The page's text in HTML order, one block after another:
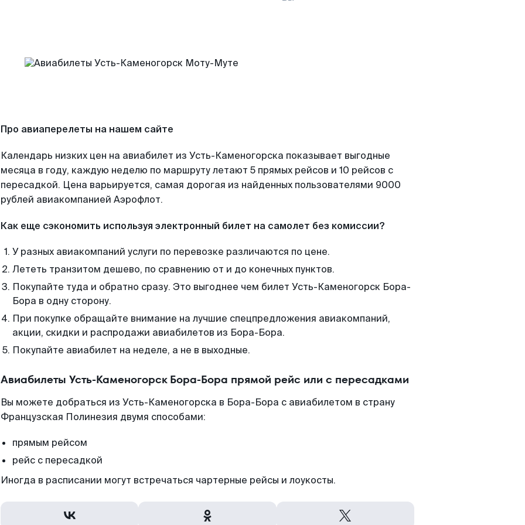
Про авиаперелеты на нашем сайте
Календарь низких цен на авиабилет из Усть-Каменогорска показывает выгодные
месяца в году, каждую неделю по маршруту летают 5 прямых рейсов и 10 рейсов с
пересадкой. Цена варьируется, самая дорогая из найденных пользователями 9000
рублей авиакомпанией Аэрофлот.
Как еще сэкономить используя электронный билет на самолет без комиссии?
У разных авиакомпаний услуги по перевозке различаются по цене.
Лететь транзитом дешево, по сравнению от и до конечных пунктов.
Покупайте туда и обратно сразу. Это выгоднее чем билет Усть-Каменогорск Бора-
Бора в одну сторону.
При покупке обращайте внимание на лучшие спецпредложения авиакомпаний,
акции, скидки и распродажи авиабилетов из Бора-Бора.
Покупайте авиабилет на неделе, а не в выходные.
Авиабилеты Усть-Каменогорск Бора-Бора прямой рейс или с пересадками
Вы можете добраться из Усть-Каменогорска в Бора-Бора с авиабилетом в страну
Французская Полинезия двумя способами:
прямым рейсом
рейс с пересадкой
Иногда в расписании могут встречаться чартерные рейсы и лоукосты.